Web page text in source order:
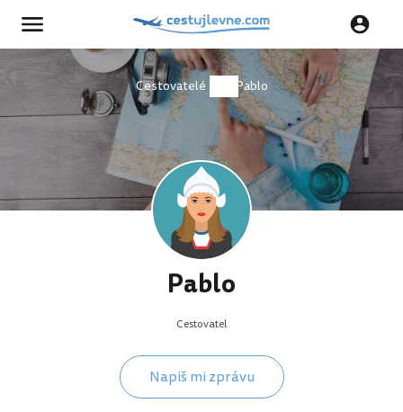
Cestovatelé Pablo
Pablo
Cestovatel
Napiš mi zprávu